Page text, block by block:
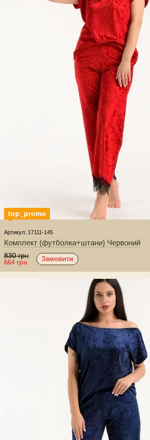
top_promo
Артикул: 17111-145
Комплект (футболка+штани) Червоний
830 грн
664 грн Замовити